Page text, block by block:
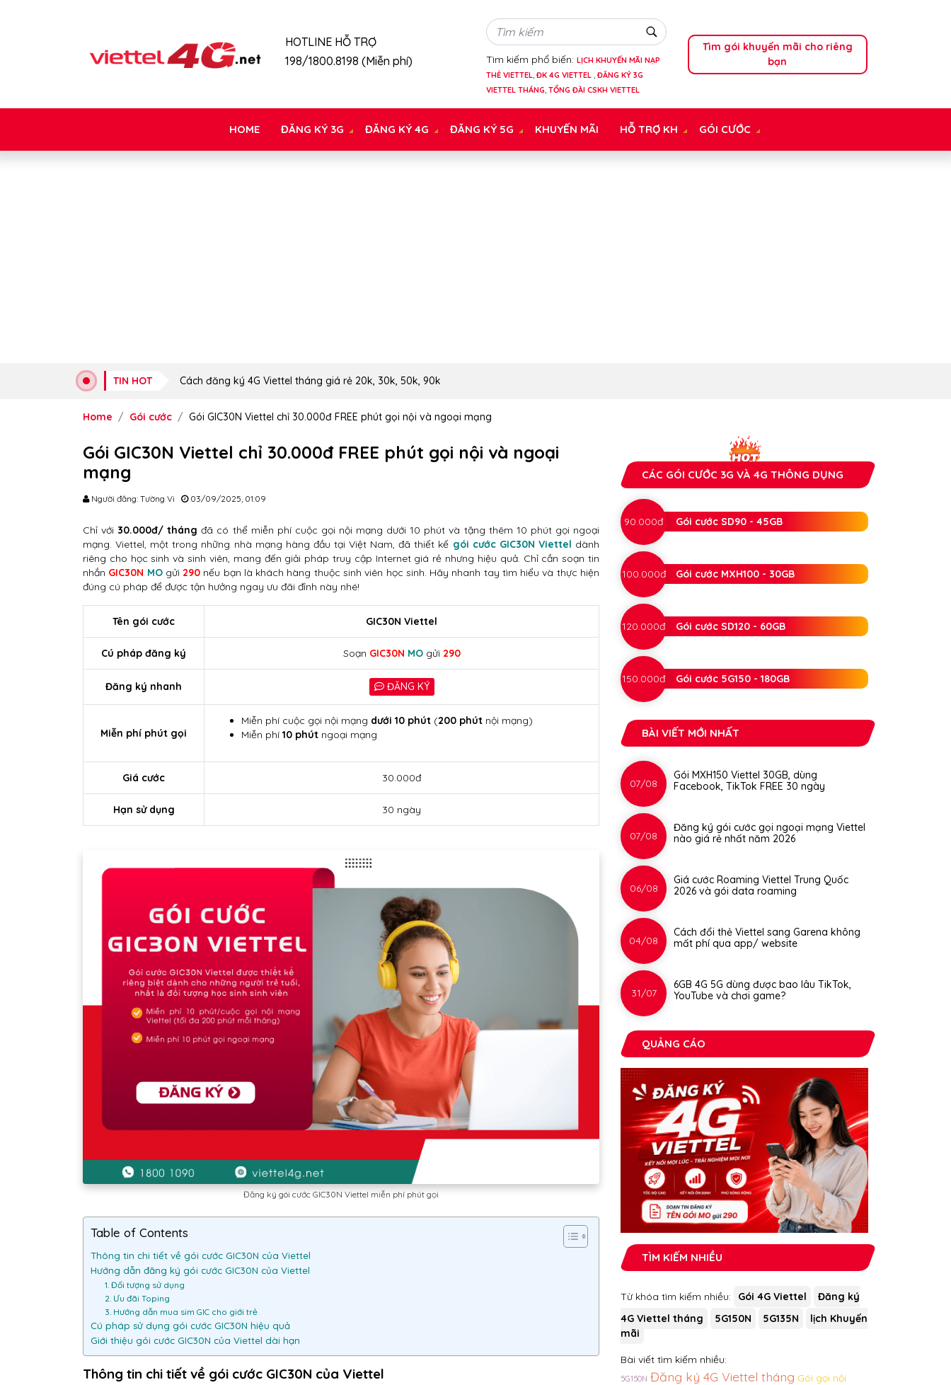
HOTLINE HỖ TRỢ
198/1800.8198 (Miễn phí)
Tìm kiếm phổ biến: LỊCH KHUYẾN MÃI NẠP
THẺ VIETTEL, ĐK 4G VIETTEL , ĐĂNG KÝ 3G
VIETTEL THÁNG, TỔNG ĐÀI CSKH VIETTEL
Tìm gói khuyến mãi cho riêng
bạn
HOME ĐĂNG KÝ 3G ĐĂNG KÝ 4G ĐĂNG KÝ 5G KHUYẾN MÃI HỖ TRỢ KH GÓI CƯỚC
TIN HOT Cách đăng ký 4G Viettel tháng giá rẻ 20k, 30k, 50k, 90k
Home Gói cước Gói GIC30N Viettel chỉ 30.000đ FREE phút gọi nội và ngoại mạng
Gói GIC30N Viettel chỉ 30.000đ FREE phút gọi nội và ngoại
mạng
Người đăng: Tường Vi 03/09/2025, 01:09
Chỉ với 30.000đ/ tháng đã có thể miễn phí cuộc gọi nội mạng dưới 10 phút và tặng thêm 10 phút gọi ngoại
mạng. Viettel, một trong những nhà mạng hàng đầu tại Việt Nam, đã thiết kế gói cước GIC30N Viettel dành
riêng cho học sinh và sinh viên, mang đến giải pháp truy cập Internet giá rẻ nhưng hiệu quả. Chỉ cần soạn tin
nhắn GIC30N MOgửi 290 nếu bạn là khách hàng thuộc sinh viên học sinh. Hãy nhanh tay tìm hiểu và thực hiện
đúng cú pháp để được tận hưởng ngay ưu đãi đỉnh này nhé!
Tên gói cước GIC30N Viettel
Cú pháp đăng ký Soạn GIC30N MOgửi 290
Đăng ký nhanh ĐĂNG KÝ
Miễn phí phút gọi
Miễn phí cuộc gọi nội mạng dưới 10 phút (200 phút nội mạng)
Miễn phí 10 phút ngoại mạng
Giá cước 30.000đ
Hạn sử dụng 30 ngày
Đăng ký gói cước GIC30N Viettel miễn phí phút gọi
Table of Contents
Thông tin chi tiết về gói cước GIC30N của Viettel
Hướng dẫn đăng ký gói cước GIC30N của Viettel
1. Đối tượng sử dụng
2. Ưu đãi Toping
3. Hướng dẫn mua sim GIC cho giới trẻ
Cú pháp sử dụng gói cước GIC30N hiệu quả
Giới thiệu gói cước GIC30N của Viettel dài hạn
Thông tin chi tiết về gói cước GIC30N của Viettel
CÁC GÓI CƯỚC 3G VÀ 4G THÔNG DỤNG
90.000đ Gói cước SD90 - 45GB
100.000đ Gói cước MXH100 - 30GB
120.000đ Gói cước SD120 - 60GB
150.000đ Gói cước 5G150 - 180GB
BÀI VIẾT MỚI NHẤT
07/08
Gói MXH150 Viettel 30GB, dùng
Facebook, TikTok FREE 30 ngày
07/08
Đăng ký gói cước gọi ngoại mạng Viettel
nào giá rẻ nhất năm 2026
06/08
Giá cước Roaming Viettel Trung Quốc
2026 và gói data roaming
04/08
Cách đổi thẻ Viettel sang Garena không
mất phí qua app/ website
31/07
6GB 4G 5G dùng được bao lâu TikTok,
YouTube và chơi game?
QUẢNG CÁO
TÌM KIẾM NHIỀU
Từ khóa tìm kiếm nhiều: Gói 4G Viettel
Đăng ký
4G Viettel tháng
5G150N 5G135N
lịch Khuyến
mãi
Bài viết tìm kiếm nhiều:
5G150N Đăng ký 4G Viettel tháng Gói gọi nội